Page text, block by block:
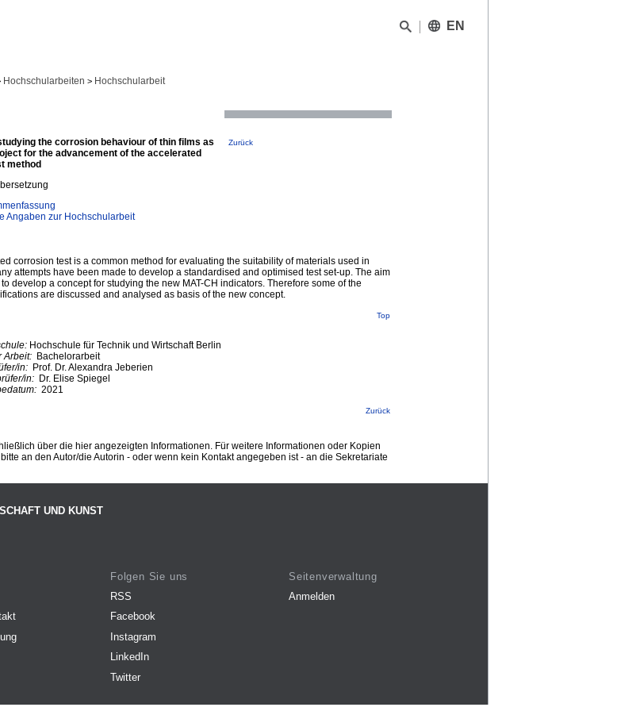
EN
Hochschularbeiten > Hochschularbeit
the corrosion behaviour of thin films as
for the advancement of the accelerated
method
Zurück
Angaben zur Hochschularbeit
corrosion test is a common method for evaluating the suitability of materials used in
attempts have been made to develop a standardised and optimised test set-up. The aim
develop a concept for studying the new MAT-CH indicators. Therefore some of the
are discussed and analysed as basis of the new concept.
Top
Hochschule für Technik und Wirtschaft Berlin
Arbeit: Bachelorarbeit
in: Prof. Dr. Alexandra Jeberien
in: Dr. Elise Spiegel
2021
Zurück
über die hier angezeigten Informationen. Für weitere Informationen oder Kopien
an den Autor/die Autorin - oder wenn kein Kontakt angegeben ist - an die Sekretariate
UND KUNST
Folgen Sie uns
RSS
Facebook
Instagram
LinkedIn
Twitter
Seitenverwaltung
Anmelden